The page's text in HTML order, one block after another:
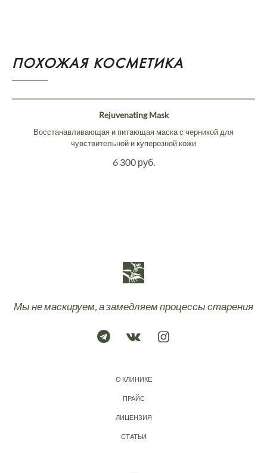
ПОХОЖАЯ КОСМЕТИКА
Rejuvenating Mask
Восстанавливающая и питающая маска с черникой для
чувствительной и куперозной кожи
6 300 руб.
Мы не маскируем, а замедляем процессы старения
О КЛИНИКЕ
ПРАЙС
ЛИЦЕНЗИЯ
СТАТЬИ